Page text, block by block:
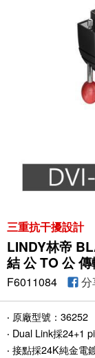
三重抗干擾設計
LINDY林帝
結 公 TO 公
F6011084 分
‧ 原廠型號：36252
‧ Dual Link採24+1
‧ 接點採24K純金電